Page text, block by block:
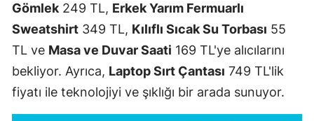
Gömlek 249 TL, Erkek Yarım Fermuarlı
Sweatshirt 349 TL, Kılıflı Sıcak Su Torbası 55
TL ve Masa ve Duvar Saati 169 TL'ye alıcılarını
bekliyor. Ayrıca, Laptop Sırt Çantası 749 TL'lik
fiyatı ile teknolojiyi ve şıklığı bir arada sunuyor.